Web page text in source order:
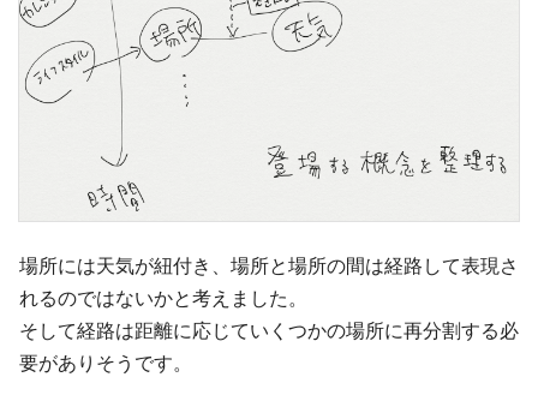
場所には天気が紐付き、場所と場所の間は経路して表現さ
れるのではないかと考えました。
そして経路は距離に応じていくつかの場所に再分割する必
要がありそうです。